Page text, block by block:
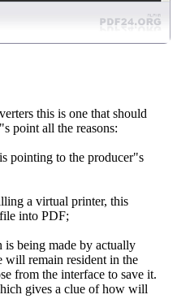
this is one that should
point all the reasons:
pointing to the producer"s
a virtual printer, this
into PDF;
is being made by actually
will remain resident in the
from the interface to save it.
gives a clue of how will